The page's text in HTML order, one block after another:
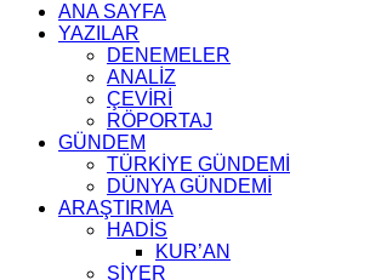
ANA SAYFA
YAZILAR
DENEMELER
ANALİZ
ÇEVİRİ
RÖPORTAJ
GÜNDEM
TÜRKİYE GÜNDEMİ
DÜNYA GÜNDEMİ
ARAŞTIRMA
HADİS
KUR’AN
SİYER